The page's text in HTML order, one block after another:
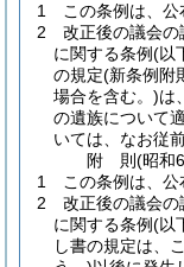
1
この条例は、公
2
改正後の議会
に関する条例(以
の規定(新条例附
場合を含む。)は
の遺族について
いては、なお従
附 則(昭和
1
この条例は、公
2
改正後の議会
に関する条例(以
し書の規定は、